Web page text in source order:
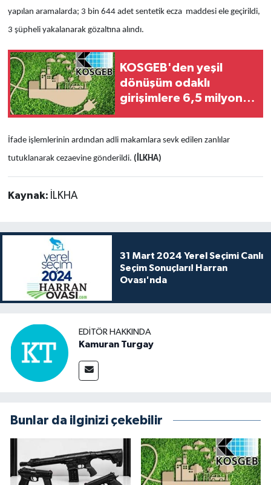
yapılan aramalarda; 3 bin 644 adet sentetik ecza maddesi ele geçirildi,
3 şüpheli yakalanarak gözaltına alındı.
KOSGEB'den yeşil
dönüşüm odaklı
girişimlere 6,5 milyon
İfade işlemlerinin ardından adli makamlara sevk edilen zanlılar
tutuklanarak cezaevine gönderildi. (İLKHA)
Kaynak: İLKHA
31 Mart 2024 Yerel Seçimi Canlı
Seçim Sonuçları! Harran
Ovası'nda
EDITÖR HAKKINDA
Kamuran Turgay
Bunlar da ilginizi çekebilir